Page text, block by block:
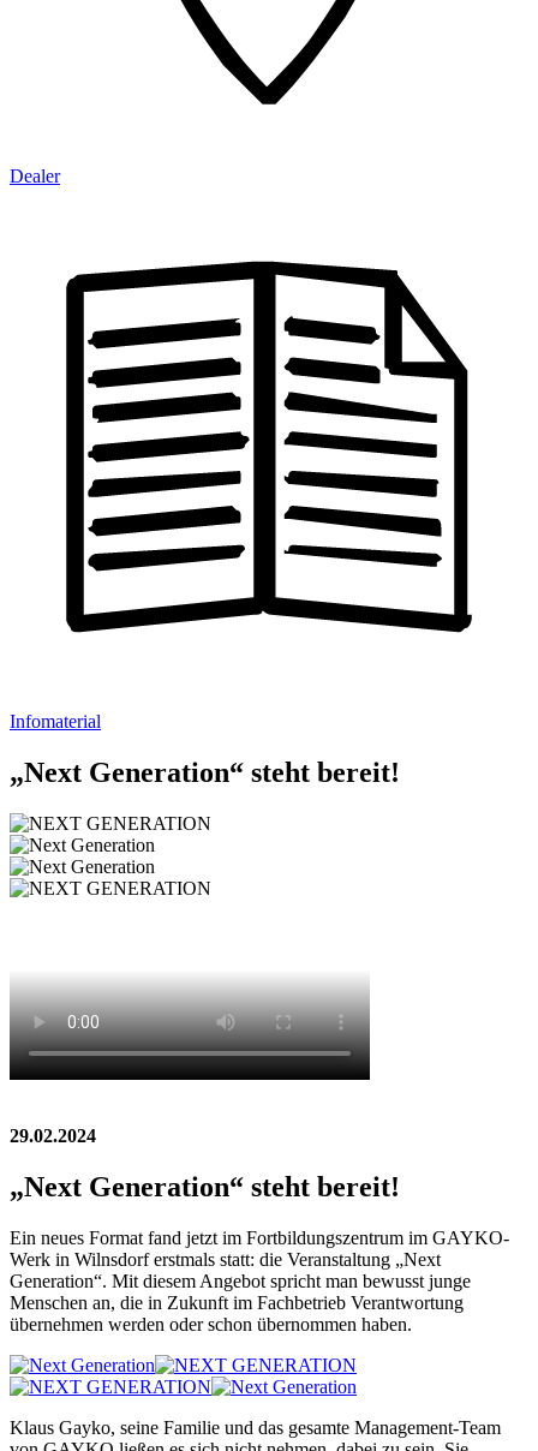
Dealer
Infomaterial
„Next Generation“ steht bereit!
29.02.2024
„Next Generation“ steht bereit!
Ein neues Format fand jetzt im Fortbildungszentrum im GAYKO-
Werk in Wilnsdorf erstmals statt: die Veranstaltung „Next
Generation“. Mit diesem Angebot spricht man bewusst junge
Menschen an, die in Zukunft im Fachbetrieb Verantwortung
übernehmen werden oder schon übernommen haben.
Klaus Gayko, seine Familie und das gesamte Management-Team